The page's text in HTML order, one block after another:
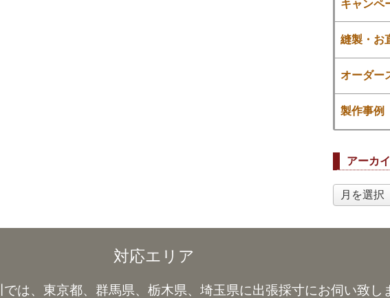
キャンペ
縫製・お
オーダー
製作事例
アーカ
ア
ー
対応エリア
は、東京都、群馬県、栃木県、埼玉県に出張採寸にお伺い致し